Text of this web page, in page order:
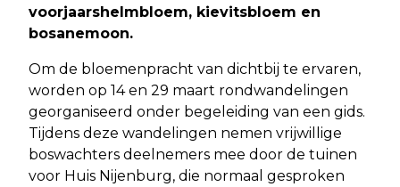
voorjaarshelmbloem, kievitsbloem en
bosanemoon.
Om de bloemenpracht van dichtbij te ervaren,
worden op 14 en 29 maart rondwandelingen
georganiseerd onder begeleiding van een gids.
Tijdens deze wandelingen nemen vrijwillige
boswachters deelnemers mee door de tuinen
voor Huis Nijenburg, die normaal gesproken